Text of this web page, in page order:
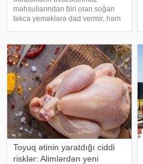
məhsullarından biri olan soğan
təkcə yeməklərə dad vermir, həm
tərkibindəki vitaminlər, minerallar
və antioksidantlar sayəsində soğa
Toyuq ətinin yaratdığı ciddi
risklər: Alimlərdən yeni